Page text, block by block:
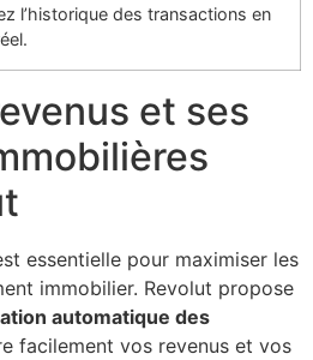
l’historique des transactions en
et ses
essentielle pour maximiser les
immobilier. Revolut propose
automatique des
facilement vos revenus et vos